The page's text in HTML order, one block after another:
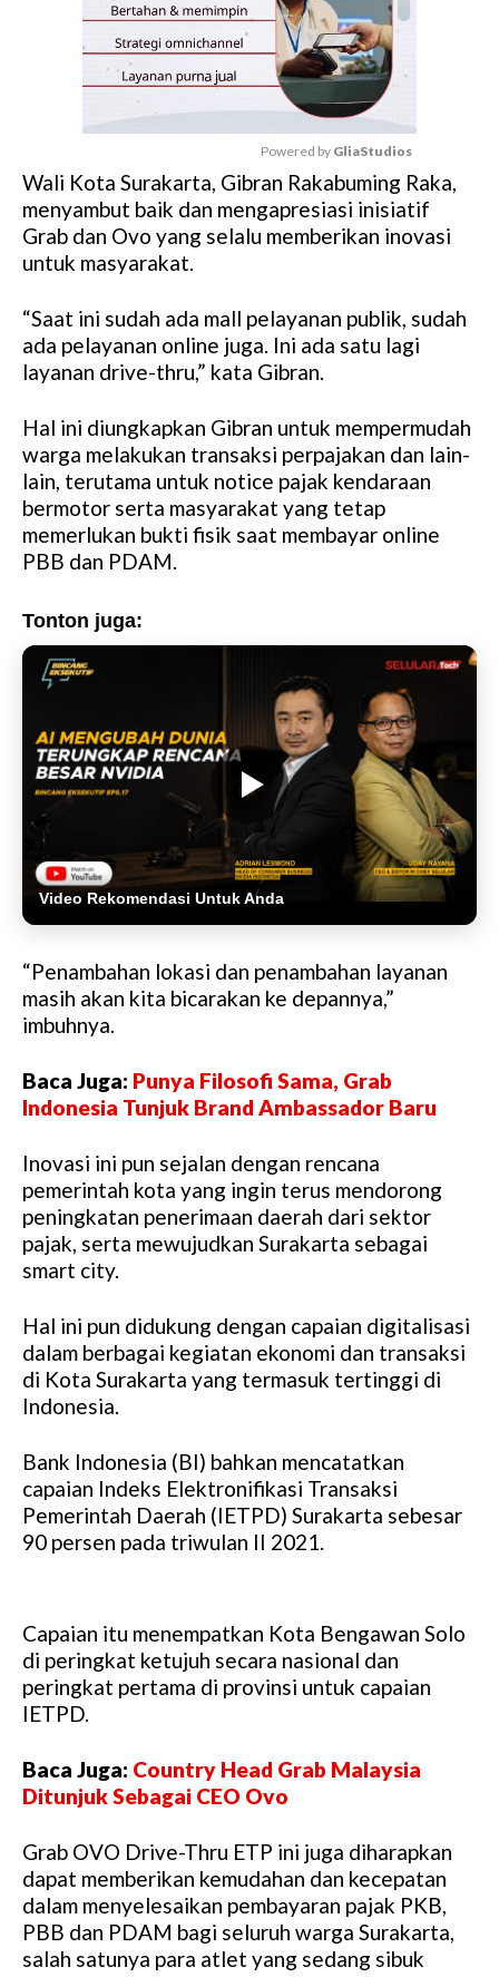
M
u
t
Powered by GliaStudios
Wali Kota Surakarta, Gibran Rakabuming Raka,
menyambut baik dan mengapresiasi inisiatif
Grab dan Ovo yang selalu memberikan inovasi
untuk masyarakat.
“Saat ini sudah ada mall pelayanan publik, sudah
ada pelayanan online juga. Ini ada satu lagi
layanan drive-thru,” kata Gibran.
Hal ini diungkapkan Gibran untuk mempermudah
warga melakukan transaksi perpajakan dan lain-
lain, terutama untuk notice pajak kendaraan
bermotor serta masyarakat yang tetap
memerlukan bukti fisik saat membayar online
PBB dan PDAM.
Tonton juga:
Video Rekomendasi Untuk Anda
“Penambahan lokasi dan penambahan layanan
masih akan kita bicarakan ke depannya,”
imbuhnya.
Baca Juga: Punya Filosofi Sama, Grab
Indonesia Tunjuk Brand Ambassador Baru
Inovasi ini pun sejalan dengan rencana
pemerintah kota yang ingin terus mendorong
peningkatan penerimaan daerah dari sektor
pajak, serta mewujudkan Surakarta sebagai
smart city.
Hal ini pun didukung dengan capaian digitalisasi
dalam berbagai kegiatan ekonomi dan transaksi
di Kota Surakarta yang termasuk tertinggi di
Indonesia.
Bank Indonesia (BI) bahkan mencatatkan
capaian Indeks Elektronifikasi Transaksi
Pemerintah Daerah (IETPD) Surakarta sebesar
90 persen pada triwulan II 2021.
Capaian itu menempatkan Kota Bengawan Solo
di peringkat ketujuh secara nasional dan
peringkat pertama di provinsi untuk capaian
IETPD.
Baca Juga: Country Head Grab Malaysia
Ditunjuk Sebagai CEO Ovo
Grab OVO Drive-Thru ETP ini juga diharapkan
dapat memberikan kemudahan dan kecepatan
dalam menyelesaikan pembayaran pajak PKB,
PBB dan PDAM bagi seluruh warga Surakarta,
salah satunya para atlet yang sedang sibuk